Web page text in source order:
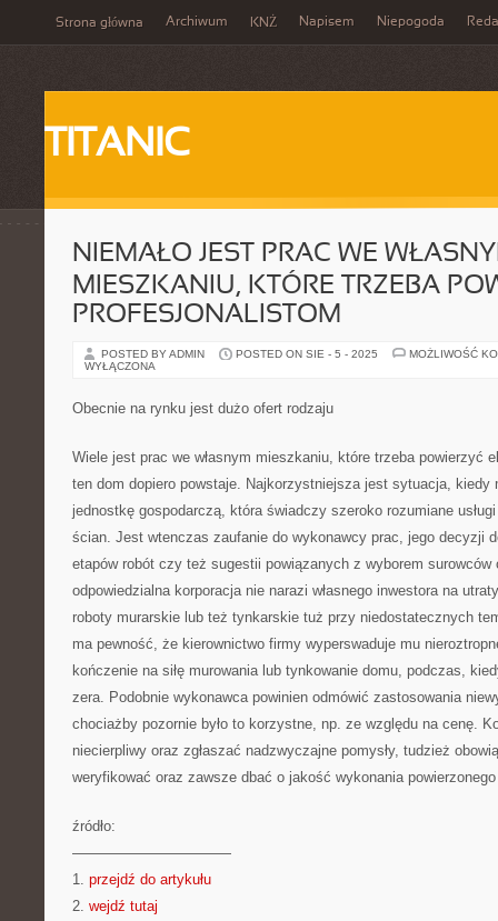
Strona główna Archiwum KNŻ Napisem Niepogoda
TITANIC
NIEMAŁO JEST PRAC WE
MIESZKANIU, KTÓRE TRZEBA
PROFESJONALISTOM
POSTED BY ADMIN POSTED ON SIE - 5 - 2025
MOŻLIWOŚĆ
WYŁĄCZONA
Obecnie na rynku jest dużo ofert rodzaju
Wiele jest prac we własnym mieszkaniu, które trzeba powierzyć
ten dom dopiero powstaje. Najkorzystniejsza jest sytuacja, kiedy
jednostkę gospodarczą, która świadczy szeroko rozumiane
ścian. Jest wtenczas zaufanie do wykonawcy prac, jego decyzji
etapów robót czy też sugestii powiązanych z wyborem surowców
odpowiedzialna korporacja nie narazi własnego inwestora na
roboty murarskie lub też tynkarskie tuż przy niedostatecznych
ma pewność, że kierownictwo firmy wyperswaduje mu
kończenie na siłę murowania lub tynkowanie domu, podczas,
zera. Podobnie wykonawca powinien odmówić zastosowania
chociażby pozornie było to korzystne, np. ze względu na cenę.
niecierpliwy oraz zgłaszać nadzwyczajne pomysły, tudzież
weryfikować oraz zawsze dbać o jakość wykonania
źródło:
———————————
1. przejdź do artykułu
2. wejdź tutaj